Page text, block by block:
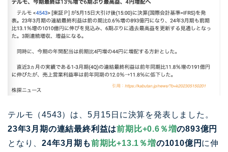
テルモ（4543）は、5月15日に決算を発表しました。
23年3月期の連結最終利益は前期比+0.6％増の893億円
となり、24年3月期も前期比+13.1％増の1010億円 に伸